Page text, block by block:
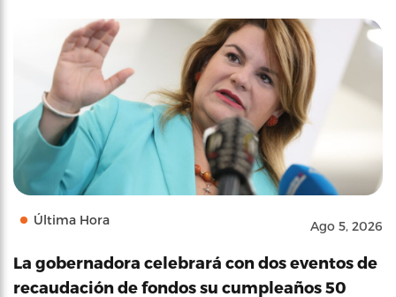
Última Hora Ago 5, 2026
La gobernadora celebrará con dos eventos de
recaudación de fondos su cumpleaños 50